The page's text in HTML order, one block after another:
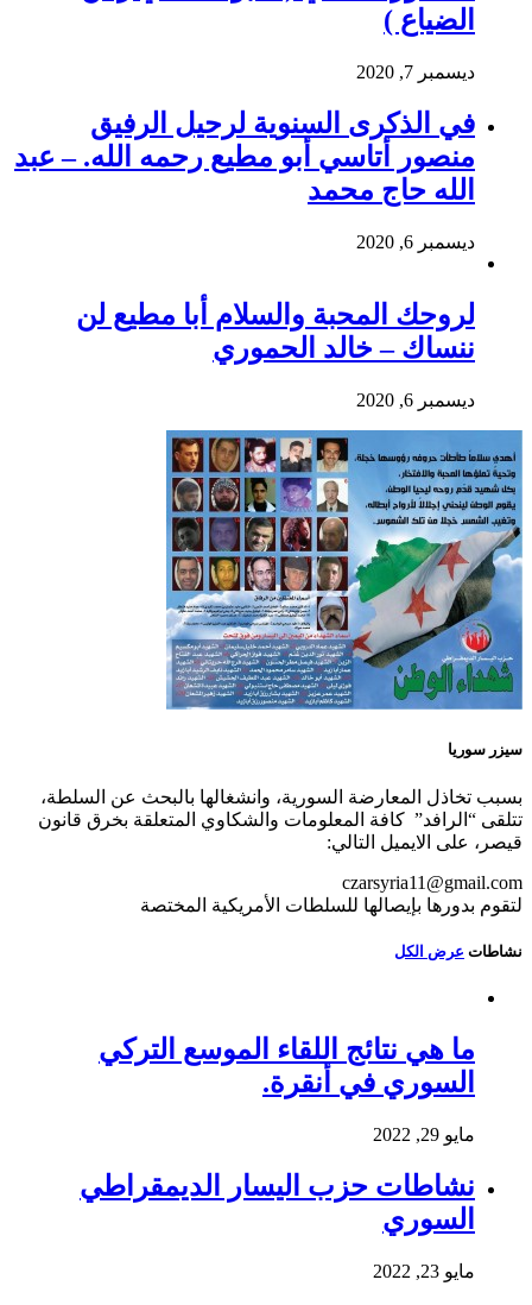
الضياع )
ديسمبر 7, 2020
في الذكرى السنوية لرحيل الرفيق
منصور أتاسي أبو مطيع رحمه الله. – عبد
الله حاج محمد
ديسمبر 6, 2020
لروحك المحبة والسلام أبا مطيع لن
ننساك – خالد الحموري
ديسمبر 6, 2020
سيزر سوريا
بسبب تخاذل المعارضة السورية، وانشغالها بالبحث عن السلطة،
تتلقى “الرافد” كافة المعلومات والشكاوي المتعلقة بخرق قانون
قيصر، على الايميل التالي:
czarsyria11@gmail.com
لتقوم بدورها بإيصالها للسلطات الأمريكية المختصة
نشاطات عرض الكل
ما هي نتائج اللقاء الموسع التركي
السوري في أنقرة.
مايو 29, 2022
نشاطات حزب اليسار الديمقراطي
السوري
مايو 23, 2022